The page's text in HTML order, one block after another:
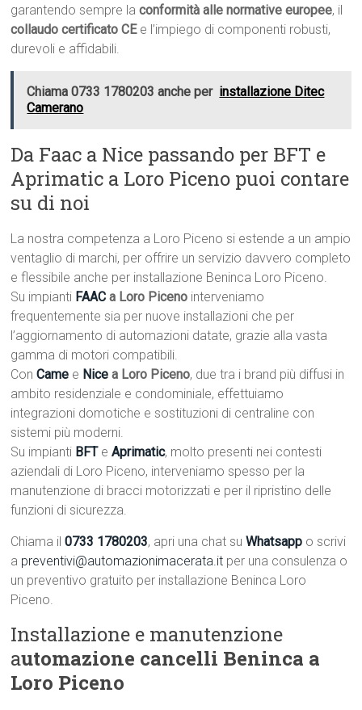
garantendo sempre laconformità alle normative europee, il
collaudo certificato CEe l’impiego di componenti robusti,
durevoli e affidabili.
Chiama 0733 1780203 anche per installazione Ditec
Camerano
Da Faac a Nice passando per BFT e
Aprimatic a Loro Piceno puoi contare
su di noi
La nostra competenza a Loro Piceno si estende a un ampio
ventaglio di marchi, per offrire un servizio davvero completo
e flessibile anche per installazione Beninca Loro Piceno.
Su impianti FAAC a Loro Piceno interveniamo
frequentemente sia per nuove installazioni che per
l’aggiornamento di automazioni datate, grazie alla vasta
gamma di motori compatibili.
ConCame e Nice a Loro Piceno, due tra i brand più diffusi in
ambito residenziale e condominiale, effettuiamo
integrazioni domotiche e sostituzioni di centraline con
sistemi più moderni.
Su impianti BFT eAprimatic, molto presenti nei contesti
aziendali di Loro Piceno, interveniamo spesso per la
manutenzione di bracci motorizzati e per il ripristino delle
funzioni di sicurezza.
Chiama il0733 1780203, apri una chat suWhatsapp o scrivi
a preventivi@automazionimacerata.it per una consulenza o
un preventivo gratuito per installazione Beninca Loro
Piceno.
Installazione e manutenzione
automazione cancelli Beninca a
Loro Piceno